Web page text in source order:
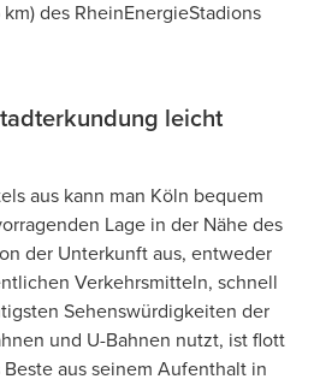
des RheinEnergieStadions
leicht
aus kann man Köln bequem
Lage in der Nähe des
der Unterkunft aus, entweder
Verkehrsmitteln, schnell
Sehenswürdigkeiten der
und U-Bahnen nutzt, ist flott
aus seinem Aufenthalt in